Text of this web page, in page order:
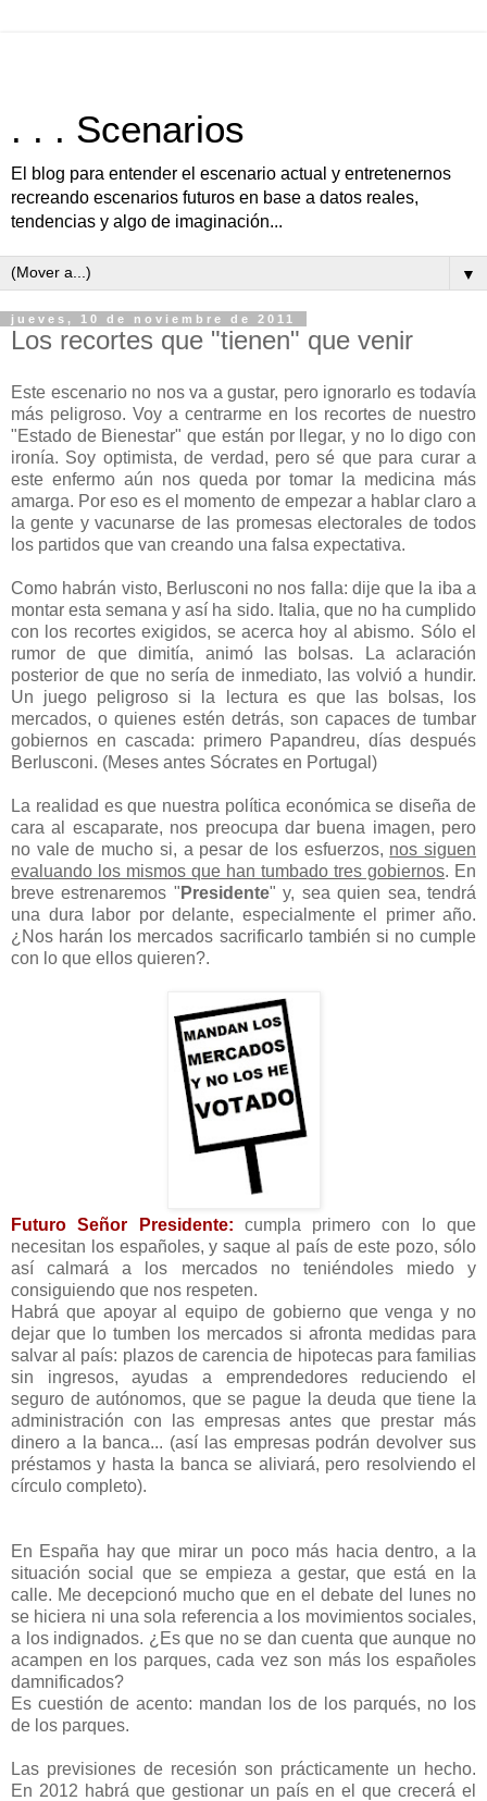
. . . Scenarios
El blog para entender el escenario actual y entretenernos
recreando escenarios futuros en base a datos reales,
tendencias y algo de imaginación...
▼
jueves, 10 de noviembre de 2011
Los recortes que "tienen" que venir
Este escenario no nos va a gustar, pero ignorarlo es todavía
más peligroso. Voy a centrarme en los recortes de nuestro
"Estado de Bienestar" que están por llegar, y no lo digo con
ironía. Soy optimista, de verdad, pero sé que para curar a
este enfermo aún nos queda por tomar la medicina más
amarga. Por eso es el momento de empezar a hablar claro a
la gente y vacunarse de las promesas electorales de todos
los partidos que van creando una falsa expectativa.
Como habrán visto, Berlusconi no nos falla: dije que la iba a
montar esta semana y así ha sido. Italia, que no ha cumplido
con los recortes exigidos, se acerca hoy al abismo. Sólo el
rumor de que dimitía, animó las bolsas. La aclaración
posterior de que no sería de inmediato, las volvió a hundir.
Un juego peligroso si la lectura es que las bolsas, los
mercados, o quienes estén detrás, son capaces de tumbar
gobiernos en cascada: primero Papandreu, días después
Berlusconi. (Meses antes Sócrates en Portugal)
La realidad es que nuestra política económica se diseña de
cara al escaparate, nos preocupa dar buena imagen, pero
no vale de mucho si, a pesar de los esfuerzos, nos siguen
evaluando los mismos que han tumbado tres gobiernos. En
breve estrenaremos " Presidente" y, sea quien sea, tendrá
una dura labor por delante, especialmente el primer año.
¿Nos harán los mercados sacrificarlo también si no cumple
con lo que ellos quieren?.
Futuro Señor Presidente: cumpla primero con lo que
necesitan los españoles, y saque al país de este pozo, sólo
así calmará a los mercados no teniéndoles miedo y
consiguiendo que nos respeten.
Habrá que apoyar al equipo de gobierno que venga y no
dejar que lo tumben los mercados si afronta medidas para
salvar al país: plazos de carencia de hipotecas para familias
sin ingresos, ayudas a emprendedores reduciendo el
seguro de autónomos, que se pague la deuda que tiene la
administración con las empresas antes que prestar más
dinero a la banca... (así las empresas podrán devolver sus
préstamos y hasta la banca se aliviará, pero resolviendo el
círculo completo).
En España hay que mirar un poco más hacia dentro, a la
situación social que se empieza a gestar, que está en la
calle. Me decepcionó mucho que en el debate del lunes no
se hiciera ni una sola referencia a los movimientos sociales,
a los indignados. ¿Es que no se dan cuenta que aunque no
acampen en los parques, cada vez son más los españoles
damnificados?
Es cuestión de acento: mandan los de los parqués, no los
de los parques.
Las previsiones de recesión son prácticamente un hecho.
En 2012 habrá que gestionar un país en el que crecerá el